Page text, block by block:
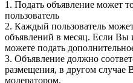
1. Подать объявление может
пользователь
2. Каждый пользователь
объявлений в месяц. Если Вы
можете подать
3. Объявление должно
размещения, в другом случае
модератором.